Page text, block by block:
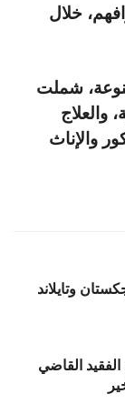
خلال
طبية متنوعة، شملت
والعلاج
والإناث
وتايلاند
القاضي